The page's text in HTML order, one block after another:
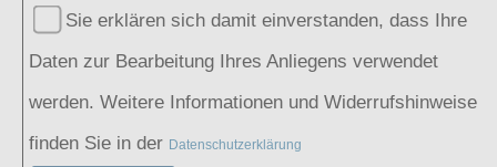
Sie erklären sich damit einverstanden, dass Ihre
Daten zur Bearbeitung Ihres Anliegens verwendet
werden. Weitere Informationen und Widerrufshinweise
finden Sie in der Datenschutzerklärung